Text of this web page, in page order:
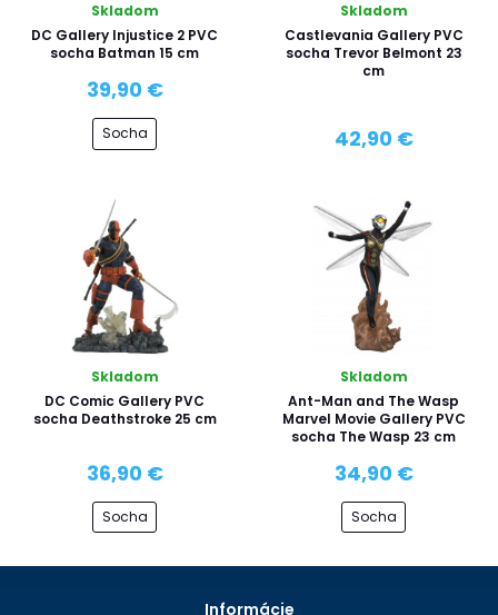
Skladom
DC Gallery Injustice 2 PVC
socha Batman 15 cm
39,90 €
Socha
Skladom
Castlevania Gallery PVC
socha Trevor Belmont 23
cm
42,90 €
Skladom
DC Comic Gallery PVC
socha Deathstroke 25 cm
36,90 €
Socha
Skladom
Ant-Man and The Wasp
Marvel Movie Gallery PVC
socha The Wasp 23 cm
34,90 €
Socha
Informácie